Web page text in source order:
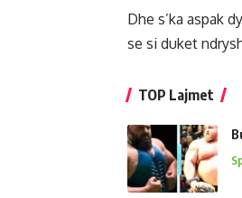
Dhe s’ka aspak
se si duket
TOP Lajmet